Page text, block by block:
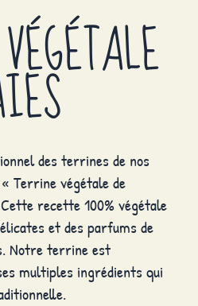
des terrines de nos
Terrine végétale de
recette 100% végétale
et des parfums de
Notre terrine est
multiples ingrédients qui